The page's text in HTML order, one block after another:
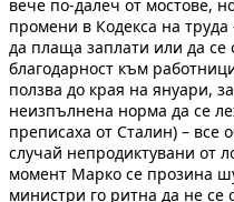
вече по-далеч от мостове,
промени в Кодекса на
да плаща заплати или да се
благодарност към
ползва до края на януари,
неизпълнена норма да се
преписаха от Сталин) –
случай непродиктувани от
момент Марко се прозина
министри го ритна да не